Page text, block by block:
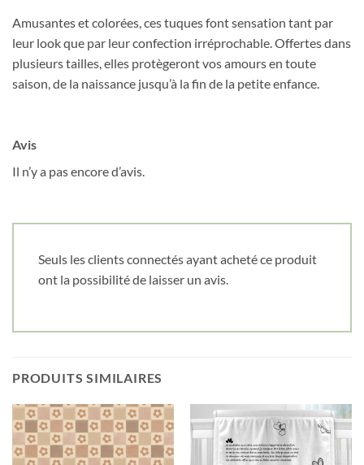
Amusantes et colorées, ces tuques font sensation tant par
leur look que par leur confection irréprochable. Offertes dans
plusieurs tailles, elles protègeront vos amours en toute
saison, de la naissance jusqu’à la fin de la petite enfance.
Avis
Il n’y a pas encore d’avis.
Seuls les clients connectés ayant acheté ce produit
ont la possibilité de laisser un avis.
PRODUITS SIMILAIRES
Date de naissance